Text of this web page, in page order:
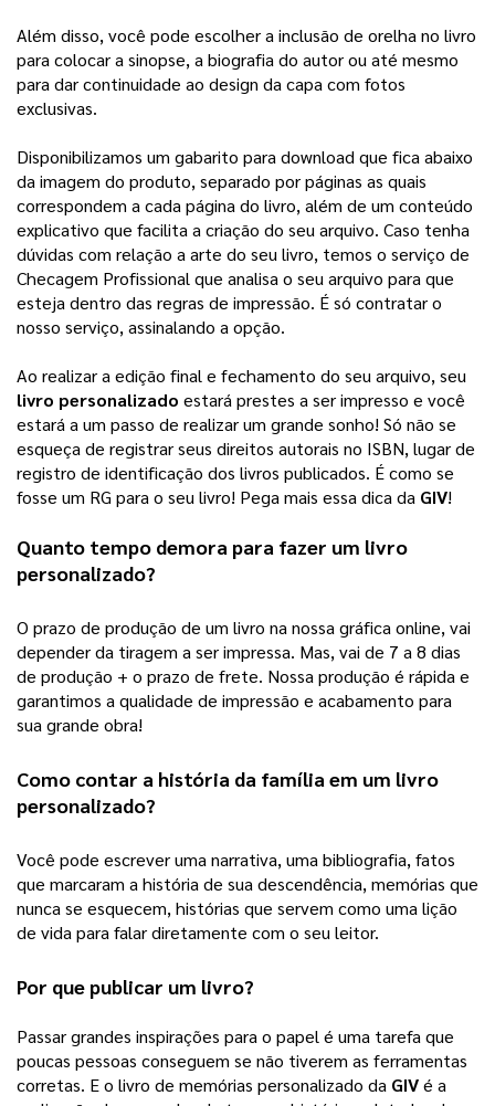
Além disso, você pode escolher a inclusão de orelha no livro
para colocar a sinopse, a biografia do autor ou até mesmo
para dar continuidade ao design da capa com fotos
exclusivas.
Disponibilizamos um gabarito para download que fica abaixo
da imagem do produto, separado por páginas as quais
correspondem a cada página do livro, além de um conteúdo
explicativo que facilita a criação do seu arquivo. Caso tenha
dúvidas com relação a arte do seu livro, temos o serviço de
Checagem Profissional que analisa o seu arquivo para que
esteja dentro das regras de impressão. É só contratar o
nosso serviço, assinalando a opção.
livro personalizado estará prestes a ser impresso e você
estará a um passo de realizar um grande sonho! Só não se
esqueça de registrar seus direitos autorais no ISBN, lugar de
registro de identificação dos livros publicados. É como se
fosse um RG para o seu livro! Pega mais essa dica da GIV!
Quanto tempo demora para fazer um livro
personalizado?
O prazo de produção de um livro na nossa gráfica online, vai
depender da tiragem a ser impressa. Mas, vai de 7 a 8 dias
de produção + o prazo de frete. Nossa produção é rápida e
garantimos a qualidade de impressão e acabamento para
sua grande obra!
Como contar a história da família em um livro
personalizado?
Você pode escrever uma narrativa, uma bibliografia, fatos
que marcaram a história de sua descendência, memórias que
nunca se esquecem, histórias que servem como uma lição
de vida para falar diretamente com o seu leitor.
Por que publicar um livro?
Passar grandes inspirações para o papel é uma tarefa que
poucas pessoas conseguem se não tiverem as ferramentas
corretas. E o livro de memórias personalizado da GIV é a